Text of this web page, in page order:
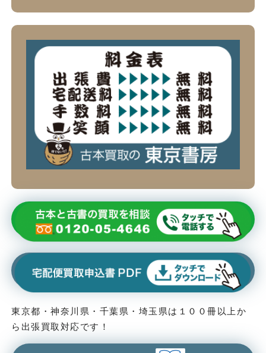
東京都・神奈川県・千葉県・埼玉県は１００冊以上か
ら出張買取対応です！